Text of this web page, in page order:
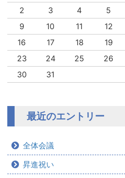
2
3 4 5
9
10 11 12
16
17 18 19
23
24 25 26
30
31
最近のエントリー
全体会議
昇進祝い